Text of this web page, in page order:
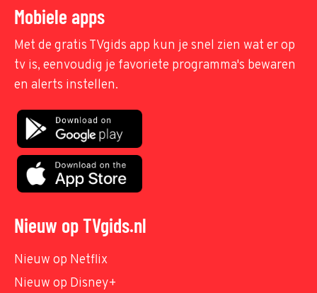
Mobiele apps
Met de gratis TVgids app kun je snel zien wat er op
tv is, eenvoudig je favoriete programma's bewaren
en alerts instellen.
Nieuw op TVgids.nl
Nieuw op Netflix
Nieuw op Disney+